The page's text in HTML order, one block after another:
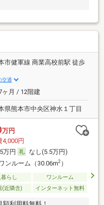
市健軍線 商業高校前駅 徒歩
交通
ヶ月 / 12階建
県熊本市中央区神水１丁目
万円
4,000円
万円
なし(5.5万円)
ンルーム（30.06m2）
らし
ワンルーム
(近隣含) インターネット無料